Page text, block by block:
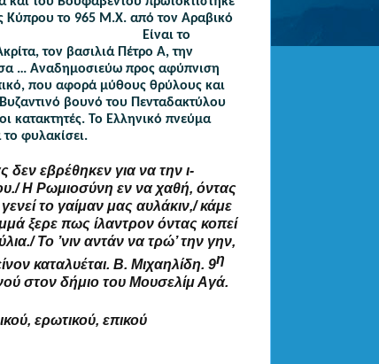
Κύπρου το 965 Μ.Χ. από τον Αραβικό
Είναι το
τον βασιλιά Πέτρο Α, την
… Αναδημοσιεύω προς αφύπνιση
που αφορά μύθους θρύλους και
βουνό του Πενταδακτύλου
κατακτητές. Το Ελληνικό πνεύμα
φυλακίσει.
εβρέθηκεν για να την ι-
Η Ρωμιοσύνη εν να χαθή, όντας
το γαίμαν μας αυλάκιν,/ κάμε
ξερε πως ίλαντρον όντας κοπεί
Το ’νιν αντάν να τρώ’ την γην,
καταλυέται. Β. Μιχαηλίδη. 9η
στον δήμιο του Μουσελίμ Αγά.
ερωτικού, επικού